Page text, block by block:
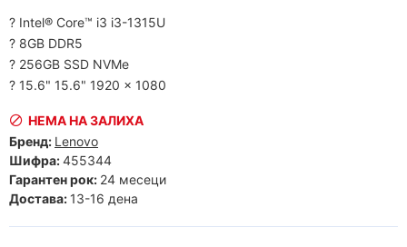
? Intel® Core™ i3 i3-1315U
? 8GB DDR5
? 256GB SSD NVMe
? 15.6" 15.6" 1920 x 1080
НЕМА НА ЗАЛИХА
Бренд: Lenovo
Шифра:455344
Гарантен рок: 24 месеци
Достава: 13-16 дена